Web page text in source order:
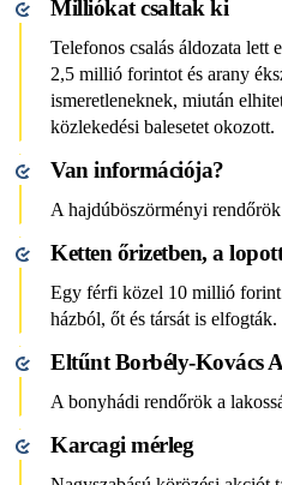
Milliókat csaltak ki
Telefonos csalás áldozata lett
2,5 millió forintot és arany
ismeretleneknek, miután
közlekedési balesetet okozott.
Van információja?
A hajdúböszörményi
Ketten őrizetben, a
Egy férfi közel 10 millió forint
házból, őt és társát is elfogták.
Eltűnt Borbély-Kovács
A bonyhádi rendőrök a
Karcagi mérleg